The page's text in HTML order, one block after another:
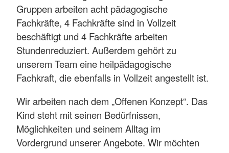
Gruppen arbeiten acht pädagogische
Fachkräfte, 4 Fachkräfte sind in Vollzeit
beschäftigt und 4 Fachkräfte arbeiten
Stundenreduziert. Außerdem gehört zu
unserem Team eine heilpädagogische
Fachkraft, die ebenfalls in Vollzeit angestellt ist.
Wir arbeiten nach dem „Offenen Konzept“. Das
Kind steht mit seinen Bedürfnissen,
Möglichkeiten und seinem Alltag im
Vordergrund unserer Angebote. Wir möchten